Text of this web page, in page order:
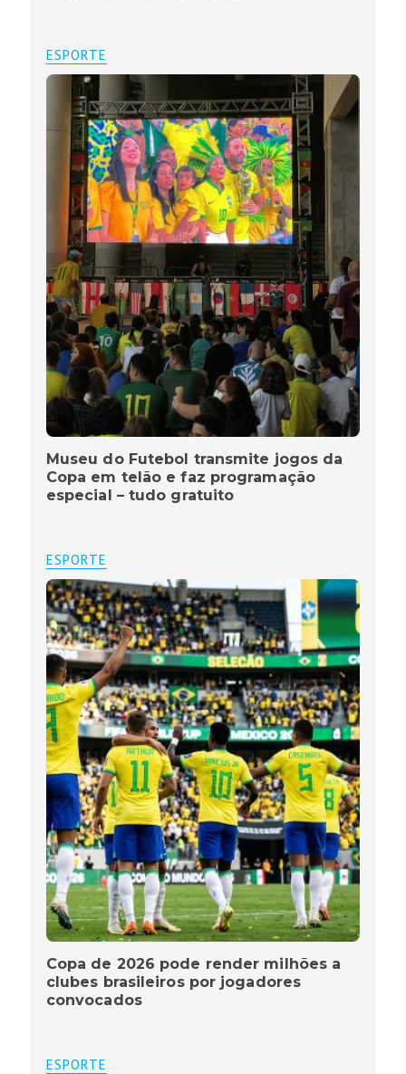
ESPORTE
Museu do Futebol transmite jogos da
Copa em telão e faz programação
especial – tudo gratuito
ESPORTE
Copa de 2026 pode render milhões a
clubes brasileiros por jogadores
convocados
ESPORTE